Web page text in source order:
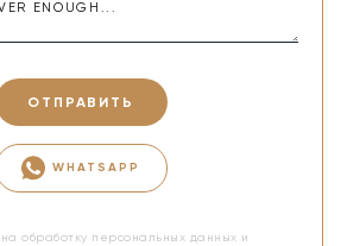
ОТПРАВИТЬ
WHATSAPP
обработку персональных данных и